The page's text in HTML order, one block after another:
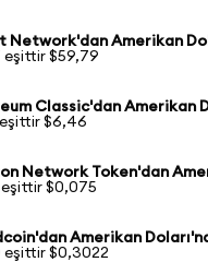
Network'dan Amerikan
eşittir $59,79
Classic'dan Amerikan
eşittir $6,46
Network Token'dan
eşittir $0,075
Amerikan
eşittir $0,3022